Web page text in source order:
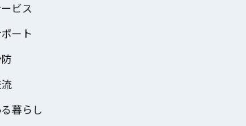
ビス
ート
暮らし